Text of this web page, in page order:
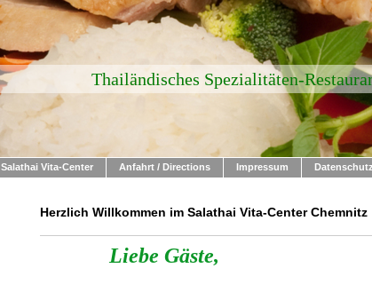
Thailändisches Spezialitäten-
Salathai Vita-Center Anfahrt / Directions Impressum Datenschutz
Herzlich Willkommen im Salathai Vita-Center Chemnitz
Liebe Gäste,